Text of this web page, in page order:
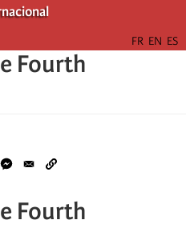
Fourth
Fourth